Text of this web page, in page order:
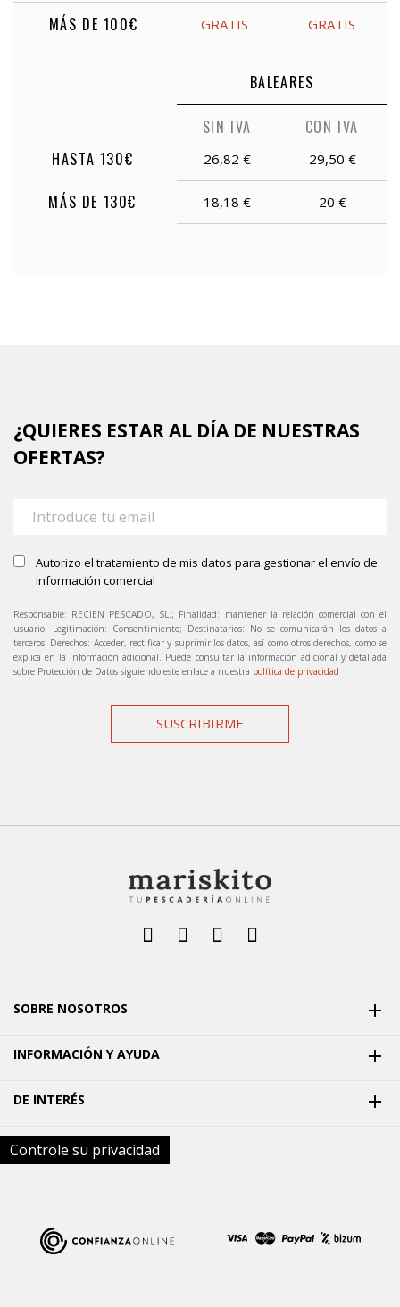
MÁS DE 100€ GRATIS GRATIS
BALEARES
SIN IVA
CON IVA
HASTA 130€
26,82 € 29,50 €
MÁS DE 130€ 18,18 € 20 €
¿QUIERES ESTAR AL DÍA DE NUESTRAS
OFERTAS?
Autorizo el tratamiento de mis datos para gestionar el envío de
información comercial
Responsable: RECIEN PESCADO, SL.; Finalidad: mantener la relación comercial con el
usuario; Legitimación: Consentimiento; Destinatarios: No se comunicarán los datos a
terceros; Derechos: Acceder, rectificar y suprimir los datos, así como otros derechos, como se
explica en la información adicional. Puede consultar la información adicional y detallada
sobre Protección de Datos siguiendo este enlace a nuestra política de privacidad
SUSCRIBIRME
SOBRE NOSOTROS 
INFORMACIÓN Y AYUDA 
DE INTERÉS 
Controle su privacidad